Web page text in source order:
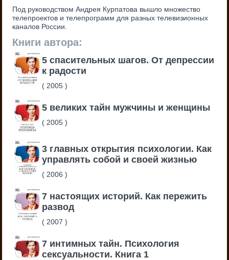
Под руководством Андрея Курпатова вышло множество
телепроектов и телепрограмм для разных телевизионных
каналов России.
Книги автора:
5 спасительных шагов. От депрессии
к радости
( 2005)
5 великих тайн мужчины и женщины
( 2005)
3 главных открытия психологии. Как
управлять собой и своей жизнью
( 2006)
7 настоящих историй. Как пережить
развод
( 2007)
7 интимных тайн. Психология
сексуальности. Книга 1